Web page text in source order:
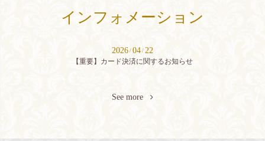
インフォメーション
2026 / 04 / 22
【重要】カード決済に関するお知らせ
See more